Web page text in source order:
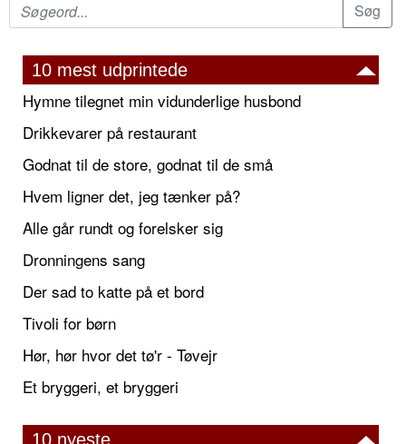
10 mest udprintede
Hymne tilegnet min vidunderlige husbond
Drikkevarer på restaurant
Godnat til de store, godnat til de små
Hvem ligner det, jeg tænker på?
Alle går rundt og forelsker sig
Dronningens sang
Der sad to katte på et bord
Tivoli for børn
Hør, hør hvor det tø'r - Tøvejr
Et bryggeri, et bryggeri
10 nyeste